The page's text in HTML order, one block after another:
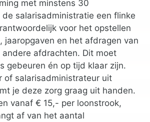
met minstens 30
salarisadministratie een flinke
voor het opstellen
jaaropgaven en het afdragen van
afdrachten. Dit moet
gebeuren én op tijd klaar zijn.
of salarisadministrateur uit
je deze zorg graag uit handen.
vanaf € 15,- per loonstrook,
af van het aantal